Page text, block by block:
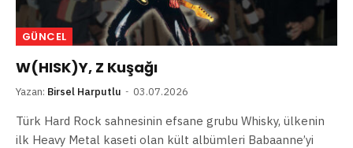
GÜNCEL
W(HISK)Y, Z Kuşağı
Yazan: Birsel Harputlu 03.07.2026
Türk Hard Rock sahnesinin efsane grubu Whisky, ülkenin
ilk Heavy Metal kaseti olan kült albümleri Babaanne’yi